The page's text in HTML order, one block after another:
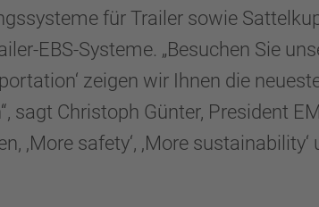
für Trailer sowie
EBS-Systeme. „Besuchen Sie
zeigen wir Ihnen die
Christoph Günter, President
safety‘, ‚More sustainability‘